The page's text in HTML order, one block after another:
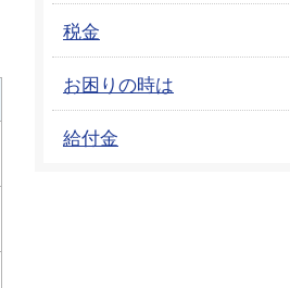
税金
お困りの時は
給付金